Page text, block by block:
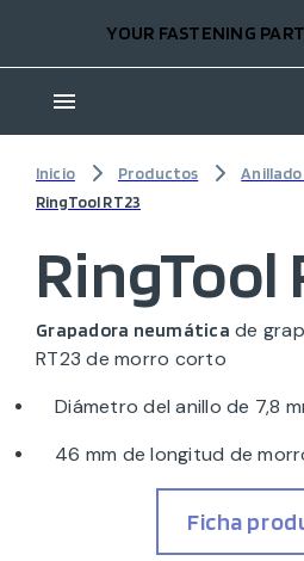
YOUR FASTENING
Inicio Productos
RingTool RT23
RingTool
Grapadora neumática de
RT23 de morro corto
Diámetro del anillo de 7,8
46 mm de longitud de
Ficha